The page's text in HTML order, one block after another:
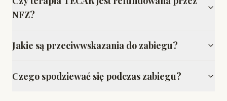
NFZ?
Jakie są przeciwwskazania do zabiegu?
Czego spodziewać się podczas zabiegu?